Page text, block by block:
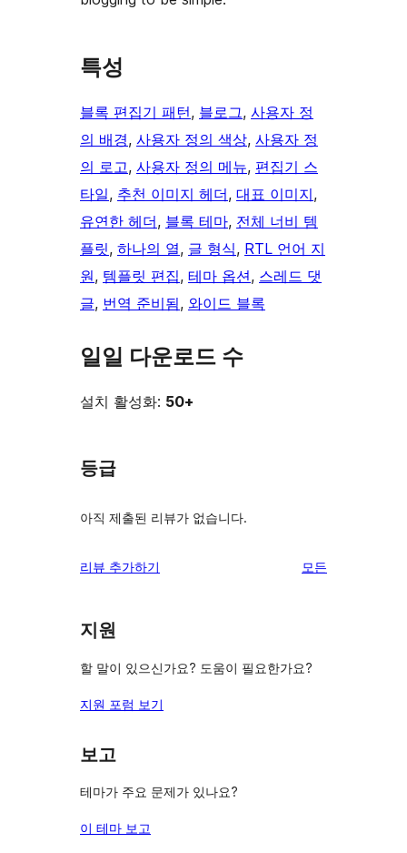
특성
블록 편집기 패턴, 블로그, 사용자 정
의 배경, 사용자 정의 색상, 사용자 정
의 로고, 사용자 정의 메뉴, 편집기 스
타일, 추천 이미지 헤더, 대표 이미지
유연한 헤더, 블록 테마, 전체 너비 템
플릿, 하나의 열, 글 형식, RTL 언어 지
원, 템플릿 편집, 테마 옵션, 스레드 댓
글, 번역 준비됨, 와이드 블록
일일 다운로드 수
설치 활성화: 50+
등급
아직 제출된 리뷰가 없습니다.
리뷰 추가하기 모든
지원
할 말이 있으신가요? 도움이 필요한가요?
지원 포럼 보기
보고
테마가 주요 문제가 있나요?
이 테마 보고